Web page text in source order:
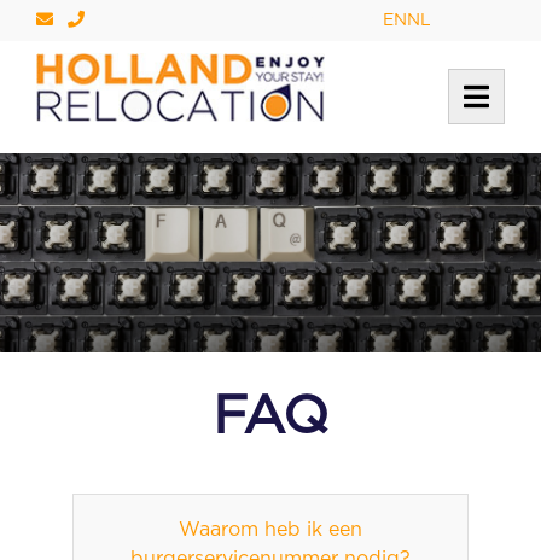
EN NL
FAQ
Waarom heb ik een